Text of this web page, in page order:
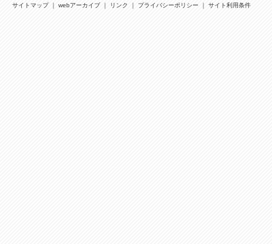
サイトマップ｜ webアーカイブ ｜ リンク ｜ プライバシーポリシー ｜ サイト利用条件